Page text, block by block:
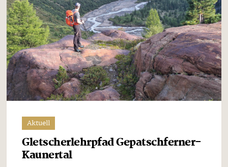
Aktuell
Gletscherlehrpfad Gepatschferner-
Kaunertal